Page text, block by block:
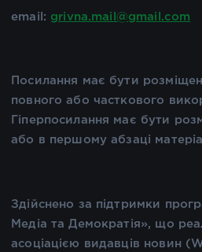
email: grivna.mail@gmail.com
Посилання має бути
повного або часткового
Гіперпосилання має бути
або в першому абзаці
Здійснено за підтримки
Медіа та Демократія», що
асоціацією видавців новин